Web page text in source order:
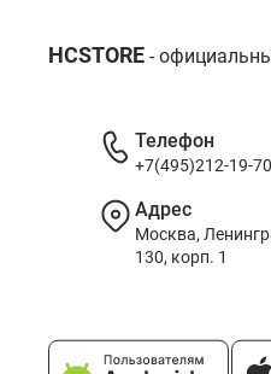
HCSTORE -
Телефон
+7(495)212-19-70
Адрес
Москва,
130, корп. 1